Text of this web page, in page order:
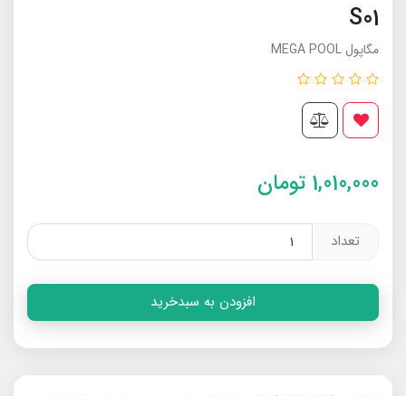
S01
مگاپول MEGA POOL
1,010,000 تومان
تعداد
افزودن به سبدخرید